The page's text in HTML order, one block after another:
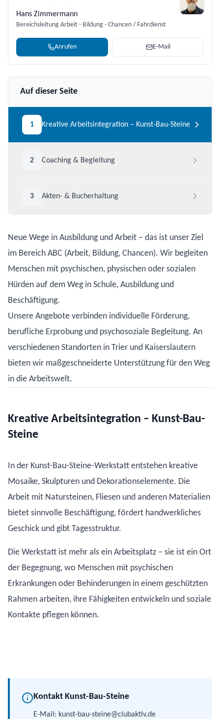
Hans Zimmermann
Bereichsleitung Arbeit - Bildung - Chancen / Fahrdienst
Anrufen E-Mail
Auf dieser Seite
1 Kreative Arbeitsintegration – Kunst-Bau-Steine
2 Coaching & Begleitung
3 Akten- & Bucherhaltung
Neue Wege in Ausbildung und Arbeit – das ist unser Ziel
im Bereich ABC (Arbeit, Bildung, Chancen). Wir begleiten
Menschen mit psychischen, physischen oder sozialen
Hürden auf dem Weg in Schule, Ausbildung und
Beschäftigung.
Unsere Angebote verbinden individuelle Förderung,
berufliche Erprobung und psychosoziale Begleitung. An
verschiedenen Standorten in Trier und Kaiserslautern
bieten wir maßgeschneiderte Unterstützung für den Weg
in die Arbeitswelt.
Kreative Arbeitsintegration – Kunst-Bau-
Steine
In der Kunst-Bau-Steine-Werkstatt entstehen kreative
Mosaike, Skulpturen und Dekorationselemente. Die
Arbeit mit Natursteinen, Fliesen und anderen Materialien
bietet sinnvolle Beschäftigung, fördert handwerkliches
Geschick und gibt Tagesstruktur.
Die Werkstatt ist mehr als ein Arbeitsplatz – sie ist ein Ort
der Begegnung, wo Menschen mit psychischen
Erkrankungen oder Behinderungen in einem geschützten
Rahmen arbeiten, ihre Fähigkeiten entwickeln und soziale
Kontakte pflegen können.
Kontakt Kunst-Bau-Steine
E-Mail: kunst-bau-steine@clubaktiv.de